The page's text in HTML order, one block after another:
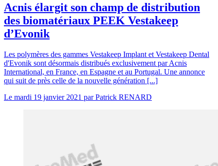
Acnis élargit son champ de distribution
des biomatériaux PEEK Vestakeep
d’Evonik
Les polymères des gammes Vestakeep Implant et Vestakeep Dental
d'Evonik sont désormais distribués exclusivement par Acnis
International, en France, en Espagne et au Portugal. Une annonce
qui suit de près celle de la nouvelle génération [...]
Le mardi 19 janvier 2021 parPatrick RENARD